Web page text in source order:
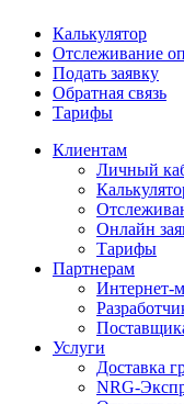
Калькулятор
Отслеживание
Подать заявку
Обратная связь
Тарифы
Клиентам
Личный
Онлайн
Тарифы
Партнерам
Интернет-
Услуги
Доставка
NRG-